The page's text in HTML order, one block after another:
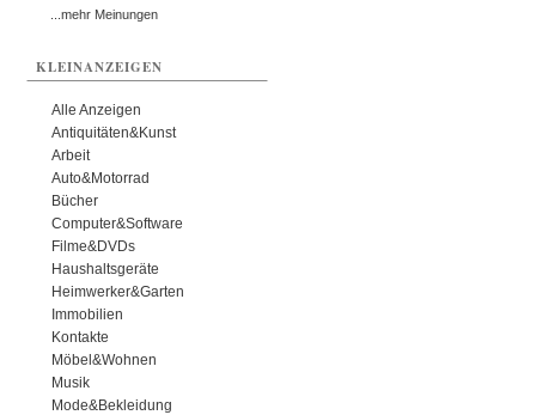
...mehr Meinungen
KLEINANZEIGEN
Alle Anzeigen
Antiquitäten&Kunst
Arbeit
Auto&Motorrad
Bücher
Computer&Software
Filme&DVDs
Haushaltsgeräte
Heimwerker&Garten
Immobilien
Kontakte
Möbel&Wohnen
Musik
Mode&Bekleidung